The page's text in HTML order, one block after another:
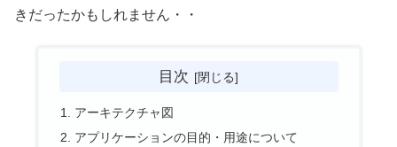
きだったかもしれません・・
目次
アーキテクチャ図
アプリケーションの目的・用途について